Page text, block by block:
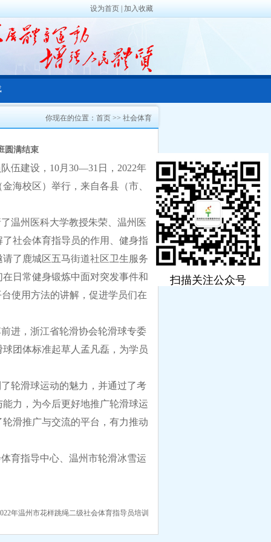
设为首页 加入收藏
你现在的位置： 首页 >> 社会体育
圆满结束
伍建设， 10月30—31日，2022年
海校区）举行，来自各县（市、
温州医科大学教授朱荣、温州医
社会体育指导员的作用、健身指
了鹿城区五马街道社区卫生服务
日常健身锻炼中面对突发事件和
使用方法的讲解，促进学员们在
进，浙江省轮滑协会轮滑球专委
团体标准起草人孟凡磊，为学员
轮滑球运动的魅力，并通过了考
力，为今后更好地推广轮滑球运
滑推广与交流的平台，有力推动
育指导中心、温州市轮滑冰雪运
年温州市花样跳绳二级社会体育指导员培训
扫描关注公众号